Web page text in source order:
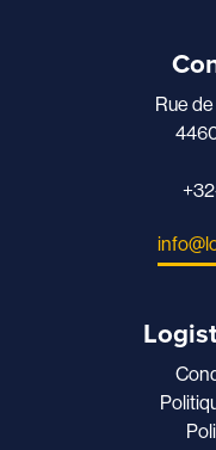
Rue